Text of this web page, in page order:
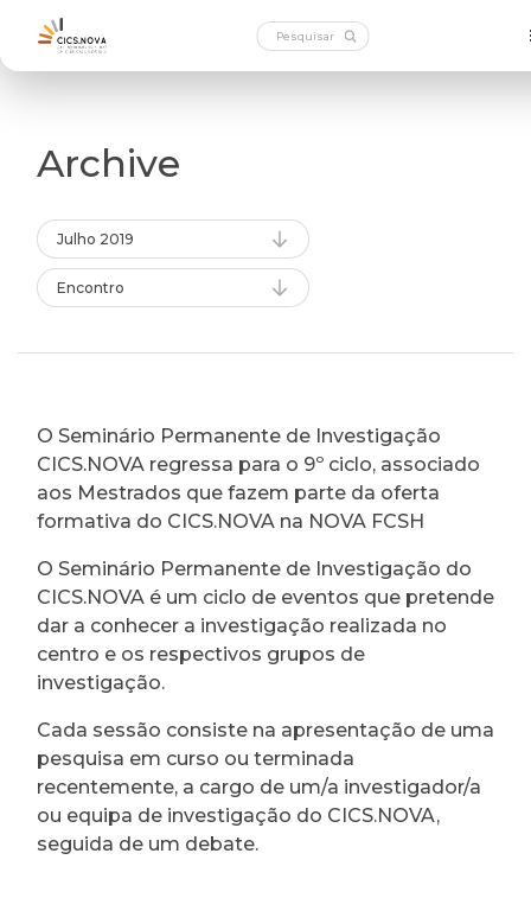
Archive
Julho 2019
Encontro
O Seminário Permanente de Investigação
CICS.NOVA regressa para o 9º ciclo, associado
aos Mestrados que fazem parte da oferta
formativa do CICS.NOVA na NOVA FCSH
O Seminário Permanente de Investigação do
CICS.NOVA é um ciclo de eventos que pretende
dar a conhecer a investigação realizada no
centro e os respectivos grupos de
investigação.
Cada sessão consiste na apresentação de uma
pesquisa em curso ou terminada
recentemente, a cargo de um/a investigador/a
ou equipa de investigação do CICS.NOVA,
seguida de um debate.